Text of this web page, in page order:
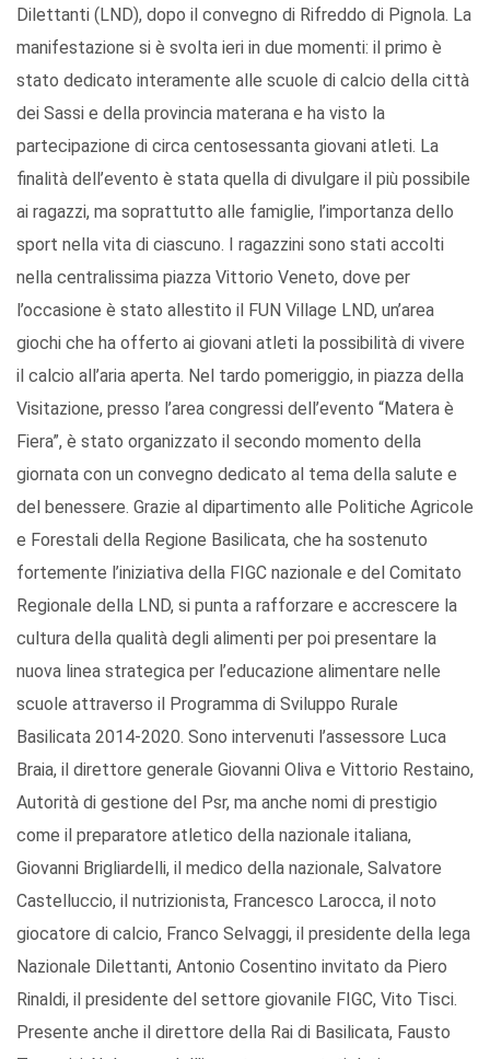
Dilettanti (LND), dopo il convegno di Rifreddo di Pignola. La
manifestazione si è svolta ieri in due momenti: il primo è
stato dedicato interamente alle scuole di calcio della città
dei Sassi e della provincia materana e ha visto la
partecipazione di circa centosessanta giovani atleti. La
finalità dell’evento è stata quella di divulgare il più possibile
ai ragazzi, ma soprattutto alle famiglie, l’importanza dello
sport nella vita di ciascuno. I ragazzini sono stati accolti
nella centralissima piazza Vittorio Veneto, dove per
l’occasione è stato allestito il FUN Village LND, un’area
giochi che ha offerto ai giovani atleti la possibilità di vivere
il calcio all’aria aperta. Nel tardo pomeriggio, in piazza della
Visitazione, presso l’area congressi dell’evento “Matera è
Fiera”, è stato organizzato il secondo momento della
giornata con un convegno dedicato al tema della salute e
del benessere. Grazie al dipartimento alle Politiche Agricole
e Forestali della Regione Basilicata, che ha sostenuto
fortemente l’iniziativa della FIGC nazionale e del Comitato
Regionale della LND, si punta a rafforzare e accrescere la
cultura della qualità degli alimenti per poi presentare la
nuova linea strategica per l’educazione alimentare nelle
scuole attraverso il Programma di Sviluppo Rurale
Basilicata 2014-2020. Sono intervenuti l’assessore Luca
Braia, il direttore generale Giovanni Oliva e Vittorio Restaino,
Autorità di gestione del Psr, ma anche nomi di prestigio
come il preparatore atletico della nazionale italiana,
Giovanni Brigliardelli, il medico della nazionale, Salvatore
Castelluccio, il nutrizionista, Francesco Larocca, il noto
giocatore di calcio, Franco Selvaggi, il presidente della lega
Nazionale Dilettanti, Antonio Cosentino invitato da Piero
Rinaldi, il presidente del settore giovanile FIGC, Vito Tisci.
Presente anche il direttore della Rai di Basilicata, Fausto